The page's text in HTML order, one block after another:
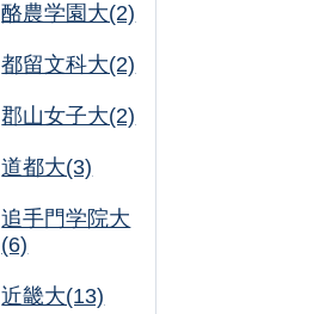
酪農学園大(2)
都留文科大(2)
郡山女子大(2)
道都大(3)
追手門学院大
(6)
近畿大(13)